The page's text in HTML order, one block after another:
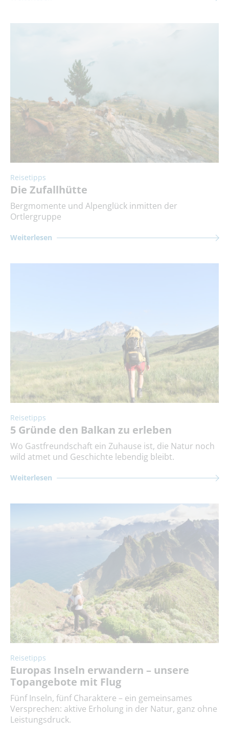
Reisetipps
Die Zufallhütte
Bergmomente und Alpenglück inmitten der
Ortlergruppe
Weiterlesen
Reisetipps
5 Gründe den Balkan zu erleben
Wo Gastfreundschaft ein Zuhause ist, die Natur noch
wild atmet und Geschichte lebendig bleibt.
Weiterlesen
Reisetipps
Europas Inseln erwandern – unsere
Topangebote mit Flug
Fünf Inseln, fünf Charaktere – ein gemeinsames
Versprechen: aktive Erholung in der Natur, ganz ohne
Leistungsdruck.